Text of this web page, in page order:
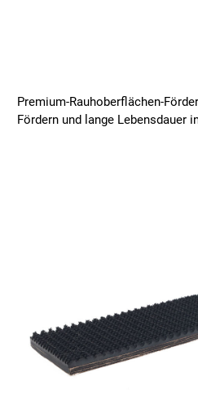
Premium-Rauhoberflächen-
Fördern und lange Lebensdauer